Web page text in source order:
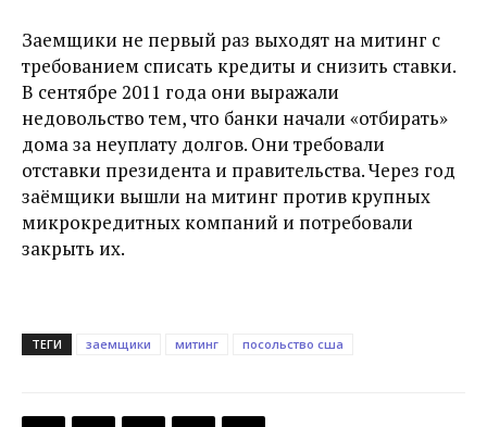
Заемщики не первый раз выходят на митинг с
требованием списать кредиты и снизить ставки.
В сентябре 2011 года они выражали
недовольство тем, что банки начали «отбирать»
дома за неуплату долгов. Они требовали
отставки президента и правительства. Через год
заёмщики вышли на митинг против крупных
микрокредитных компаний и потребовали
закрыть их.
ТЕГИ заемщики митинг посольство сша